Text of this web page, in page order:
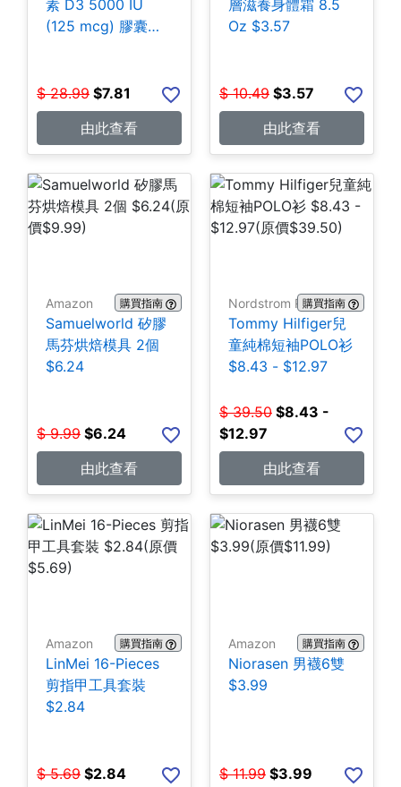
素 D3 5000 IU
(125 mcg) 膠囊
$ 28.99 $7.81
由此查看
層滋養身體霜 8.5
Oz $3.57
$ 10.49 $3.57
由此查看
Amazon 購買指南
Samuelworld 矽膠
馬芬烘焙模具 2個
$6.24
$ 9.99 $6.24
由此查看
Nordstrom Rack購買指南
Tommy Hilfiger兒
童純棉短袖POLO衫
$8.43 - $12.97
$ 39.50 $8.43 -
$12.97
由此查看
Amazon 購買指南
LinMei 16-Pieces
剪指甲工具套裝
$2.84
$ 5.69 $2.84
Amazon 購買指南
Niorasen 男襪6雙
$3.99
$ 11.99 $3.99